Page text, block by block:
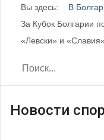
Вы здесь: В
За Кубок Болгарии
«Левски» и «Славия»
Новости